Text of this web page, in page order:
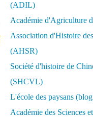
(ADIL)
Académie d'Agriculture
Association d'Histoire
(AHSR)
Société d'histoire de
(SHCVL)
L'école des paysans
Académie des Sciences